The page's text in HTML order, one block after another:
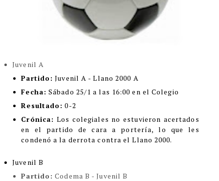
Juvenil A
Partido: Juvenil A - Llano 2000 A
Fecha: Sábado 25/1 a las 16:00 en el Colegio
Resultado: 0-2
Crónica: Los colegiales no estuvieron acertados
en el partido de cara a portería, lo que les
condenó a la derrota contra el Llano 2000.
Juvenil B
Partido: Codema B - Juvenil B